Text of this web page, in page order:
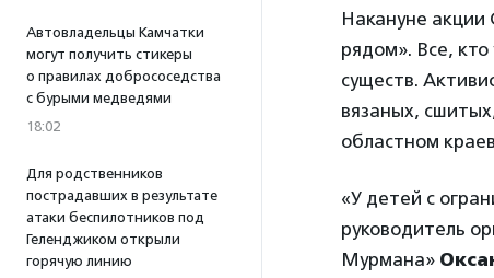
Автовладельцы Камчатки
могут получить стикеры
о правилах добрососедства
с бурыми медведями
18:02
Для родственников
пострадавших в результате
атаки беспилотников под
Геленджиком открыли
горячую линию
Накануне
рядом». Все,
существ.
вязаных,
областном
«У детей с
руководитель
Мурмана»